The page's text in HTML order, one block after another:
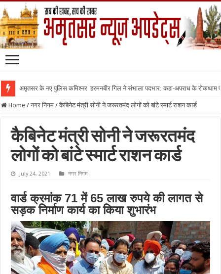
अमृतसर के नए पुलिस कमिश्नर हरमनबीर गिल ने संभाला पदभार: कहा-अपराध के रोकथाम
Home / नगर निगम / कैबिनेट मंत्री सोनी ने जरूरतमंद लोगों को बांटे स्मार्ट राशन कार्ड
कैबिनेट मंत्री सोनी ने जरूरतमंद
लोगों को बांटे स्मार्ट राशन कार्ड
July 24, 2021 नगर निगम
वार्ड क्रमांक 71 में 65 लाख रुपये की लागत से
सड़क निर्माण कार्य का किया शुभारंभ